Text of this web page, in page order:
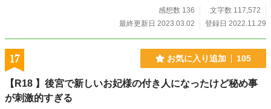
感想数 136
文字数 117,572
最終更新日 2023.03.02
登録日 2022.11.29
17 お気に入り追加 105
【R18 】後宮で新しいお妃様の付き人になったけど秘め事
が刺激的すぎる